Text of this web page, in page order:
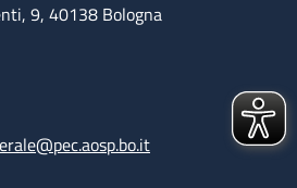
9, 40138 Bologna